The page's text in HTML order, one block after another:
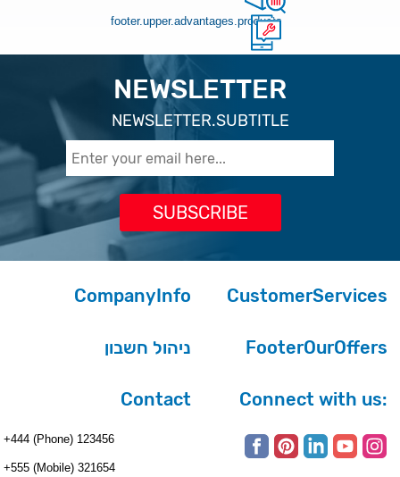
footer.upper.advantages.products
NEWSLETTER
NEWSLETTER.SUBTITLE
CompanyInfo CustomerServices
ניהול חשבון FooterOurOffers
Contact
+444 (Phone) 123456
+555 (Mobile) 321654
Connect with us: